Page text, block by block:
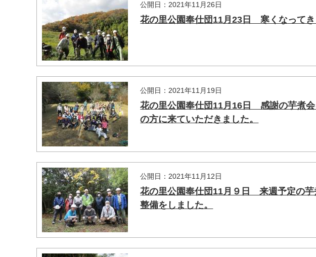
公開日：2021年11月26日
花の里公園奉仕団11月23日 寒くなってき
公開日：2021年11月19日
花の里公園奉仕団11月16日 感謝の芋煮
の方に来ていただきました。
公開日：2021年11月12日
花の里公園奉仕団11月９日 来週予定の
整備をしました。
マイメディア検索